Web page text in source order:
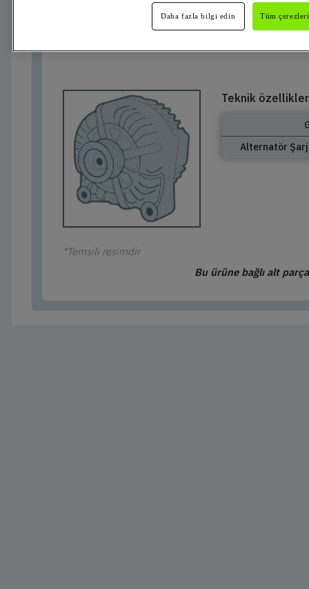
Mevcut Değil
*Temsili resimdir
Teknik özellikler
Alternatör Şarj
Bu ürüne bağlı alt
Tüm
Daha fazla bilgi edin